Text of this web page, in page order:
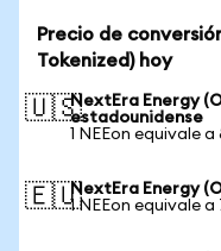
Precio de
Tokenized) hoy
🇺🇸NextEra Energy
estadounidense
1 NEEon equivale a
🇪🇺NextEra Energy
1 NEEon equivale